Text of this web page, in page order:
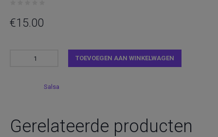
€15.00
TOEVOEGEN AAN WINKELWAGEN
Salsa
Gerelateerde producten